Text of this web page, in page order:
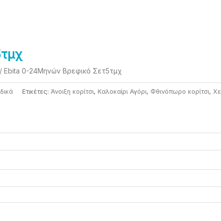
/ Ebita 0-24Μηνών Βρεφικό Σετ5τμχ
Ετικέτες: Άνοιξη κορίτσι, Καλοκαίρι Αγόρι, Φθινόπωρο κορίτσι,